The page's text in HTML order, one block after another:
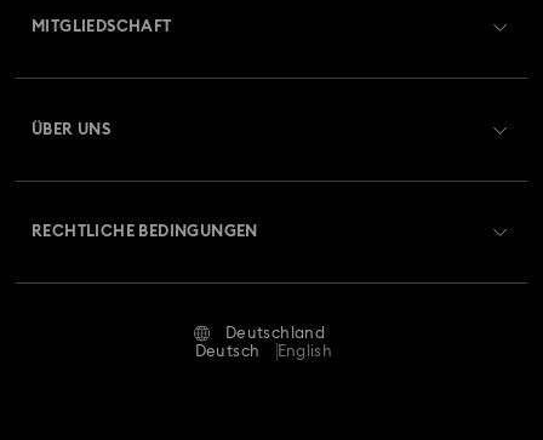
Retouren und Umtausch
Reparaturstatus
MITGLIEDSCHAFT
ÜBER UNS
RECHTLICHE BEDINGUNGEN
Deutschland
Deutsch
English